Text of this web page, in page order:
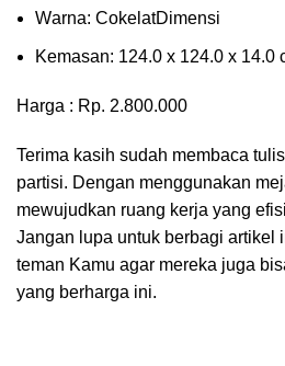
Wаrnа: CоkеlаtDіmеnѕі
Kеmаѕаn: 124.0 x 124.0 x 14.0
Harga : Rp. 2.800.000
Terima kasih sudah membaca
partisi. Dengan menggunakan
mewujudkan ruang kerja yang
Jangan lupa untuk berbagi artikel
teman Kamu agar mereka juga
yang berharga ini.